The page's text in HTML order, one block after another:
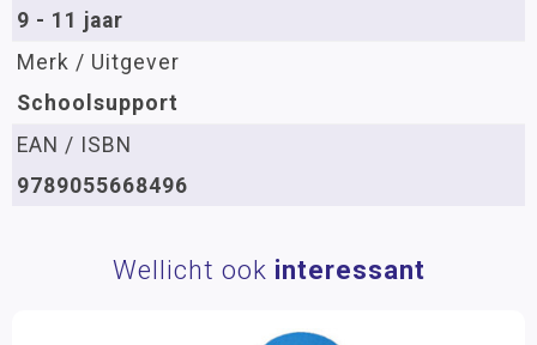
9 - 11 jaar
Merk / Uitgever
Schoolsupport
EAN / ISBN
9789055668496
Wellicht ook interessant